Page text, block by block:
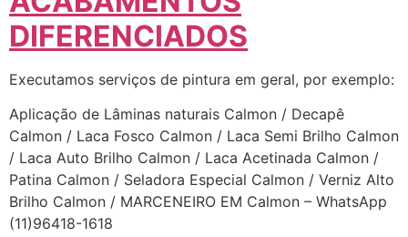
DIFERENCIADOS
Executamos serviços de pintura em geral, por exemplo:
Aplicação de Lâminas naturais Calmon / Decapê
Calmon / Laca Fosco Calmon / Laca Semi Brilho Calmon
/ Laca Auto Brilho Calmon / Laca Acetinada Calmon /
Patina Calmon / Seladora Especial Calmon / Verniz Alto
Brilho Calmon / MARCENEIRO EM Calmon – WhatsApp
(11)96418-1618